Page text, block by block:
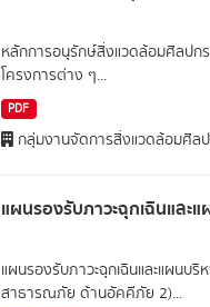
หลักการอนุรักษ์สิ่งแวดล้อมศิลปก
โครงการต่าง ๆ...
PDF
กลุ่มงานจัดการสิ่งแวดล้อมศิล
แผนรองรับภาวะฉุกเฉินและ
แผนรองรับภาวะฉุกเฉินและแผนบ
สาธารณภัย ด้านอัคคีภัย 2)...